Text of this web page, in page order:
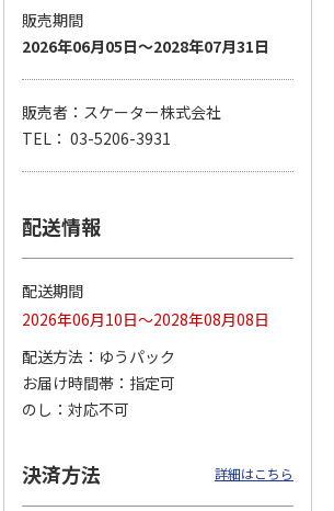
コーデュロイ生地ラ
キティ KCOB2
2,200円
(送料別・税込)
マスコット付箸・箸
販売期間
2026年06月05日～2028年07月31日
販売者：スケーター株式会社
TEL： 03-5206-3931
配送情報
配送期間
2026年06月10日～2028年08月08日
配送方法
ゆうパック
お届け時間帯
指定可
のし
対応不可
決済方法 詳細はこちら